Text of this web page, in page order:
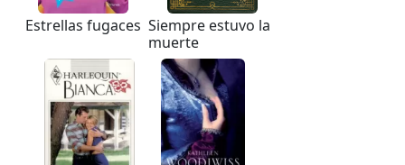
Estrellas fugaces Siempre estuvo la
muerte